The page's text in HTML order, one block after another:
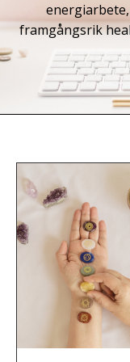
framgångsrik